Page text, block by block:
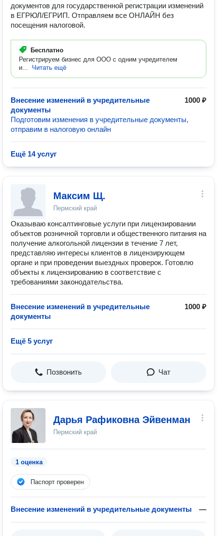
документов для государственной регистрации изменений
в ЕГРЮЛ/ЕГРИП. Отправляем все ОНЛАЙН без
посещения налоговой.
Бесплатно
Регистрируем бизнес для ООО с одним учредителем
и...
Читать ещё
Внесение изменений в учредительные
документы
1000 ₽
Подготовим изменения в учредительные документы,
отправим в налоговую онлайн
Ещё 14 услуг
Максим Щ.
Пермский край
Оказываю консалтинговые услуги при лицензировании
объектов розничной торговли и общественного питания на
получение алкогольной лицензии в течение 7 лет,
представляю интересы клиентов в лицензирующем
органе и при проведении выездных проверок. Готовлю
объекты к лицензированию в соответствие с
требованиями законодательства.
Внесение изменений в учредительные
документы
1000 ₽
Ещё 5 услуг
Позвонить Чат
Дарья Рафиковна Эйвенман
Пермский край
1 оценка
Паспорт проверен
Внесение изменений в учредительные документы —